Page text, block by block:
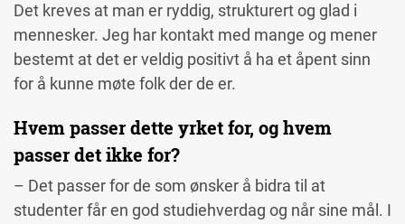
Det kreves at man er ryddig, strukturert og glad i
mennesker. Jeg har kontakt med mange og mener
bestemt at det er veldig positivt å ha et åpent sinn
for å kunne møte folk der de er.
Hvem passer dette yrket for, og hvem
passer det ikke for?
– Det passer for de som ønsker å bidra til at
studenter får en god studiehverdag og når sine mål. I